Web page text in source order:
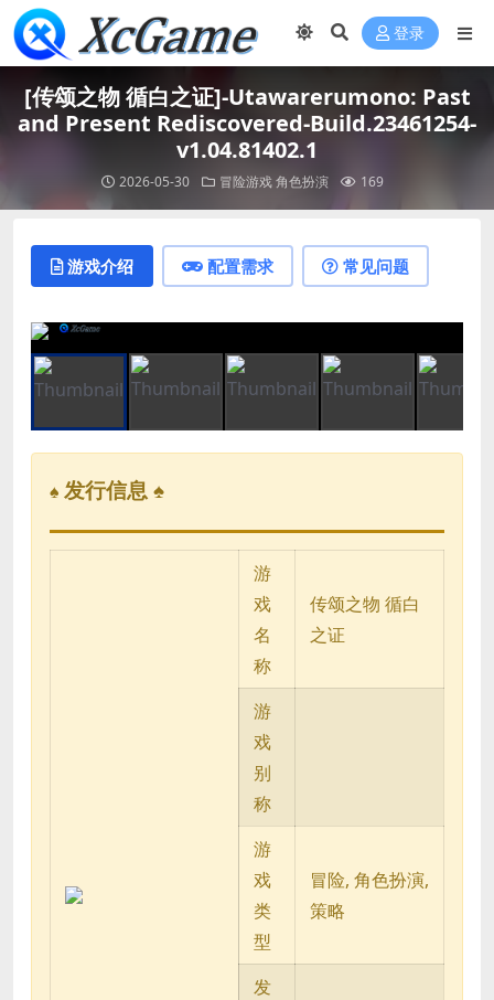
登录
[传颂之物 循白之证]-Utawarerumono: Past
and Present Rediscovered-Build.23461254-
v1.04.81402.1
2026-05-30 冒险游戏角色扮演 169
游戏介绍 配置需求 常见问题
♠ 发行信息 ♠
游
戏
名
称
传颂之物 循白
之证
游
戏
别
称
游
戏
类
型
冒险, 角色扮演,
策略
发